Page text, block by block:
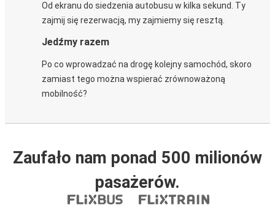
Od ekranu do siedzenia autobusu w kilka sekund. Ty
zajmij się rezerwacją, my zajmiemy się resztą.
Jedźmy razem
Po co wprowadzać na drogę kolejny samochód, skoro
zamiast tego można wspierać zrównoważoną
mobilność?
Zaufało nam ponad 500 milionów
pasażerów.